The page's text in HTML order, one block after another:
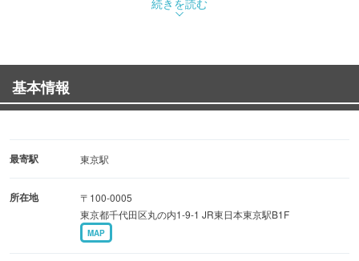
海外からの観光客まで幅広い訪問客でにぎわう同店。エン
トランス部分に位置するカフェでは、乗車前のわずかな時
間でもお腹を満たせる軽食などを提供しています。
店内中央では、イタリア各地から高品質な食材を集めたマ
ラミ＆チーズ、ワインなど、イタリアから直輸入した商品
を中心とした豊富な食材をそろえるほか、北から南までイ
タリア各地のワインの品ぞろえも充実しています。また、
基本情報
最寄駅 東京駅
所在地
〒100-0005
東京都千代田区丸の内1-9-1 JR東日本東京駅B1F
MAP